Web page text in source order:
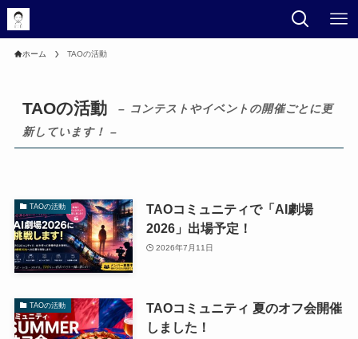
ホーム TAOの活動
TAOの活動
– コンテストやイベントの開催ごとに更
新しています！ –
TAOの活動
TAOコミュニティで「AI劇場
2026」出場予定！
2026年7月11日
TAOの活動
TAOコミュニティ 夏のオフ会開催
しました！